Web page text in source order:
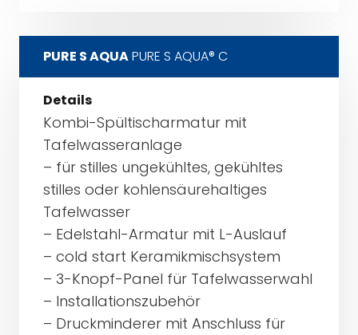
PURE S AQUAPURE S AQUA® C
Details
Kombi-Spültischarmatur mit
Tafelwasseranlage
– für stilles ungekühltes, gekühltes
stilles oder kohlensäurehaltiges
Tafelwasser
– Edelstahl-Armatur mit L-Auslauf
– cold start Keramikmischsystem
– 3-Knopf-Panel für Tafelwasserwahl
– Installationszubehör
– Druckminderer mit Anschluss für